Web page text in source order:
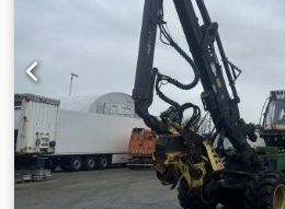
Bouwjaar: 2014 Producttype:
390 cm Breedte: 157 cm Hoogte:
4 Type aandrijving: diesel, 21 pk
B): 114 x 132 cm Nuttig
Trekvermogen: 680 kg
Toelating voor openbare weg: ja
Toelaatbaar totaalgewicht: 1.581
vierwielaandrijving,
kantelfunctie.